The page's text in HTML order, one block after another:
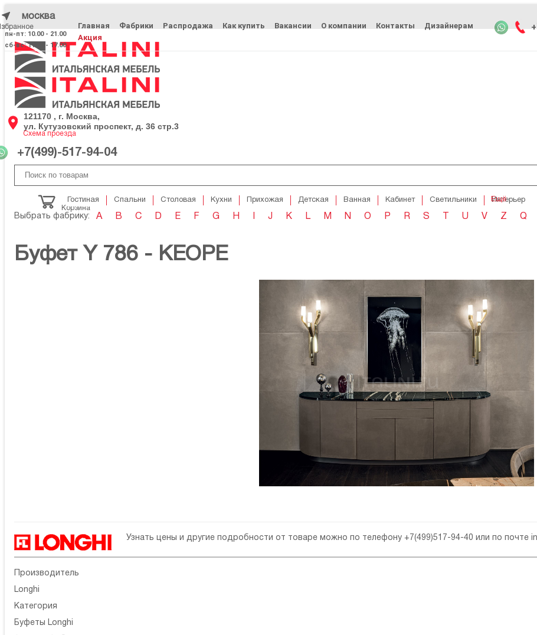
москва
пн-пт: 10.00 - 21.00
сб-вс: 11.00 - 17.00
Главная Фабрики Распродажа Как купить Вакансии О компании Контакты
Дизайнерам
Акция
121170 , г. Москва,
ул. Кутузовский проспект, д. 36 стр.3
Схема проезда
+7(499)-517-94-04
Корзина
Ещё
Гостиная Спальни Столовая Кухни Прихожая Детская Ванная Кабинет Светильники Интерьер
Выбрать фабрику: A B C D E F G H J K L M N O P R S U V Z Q
Буфет Y 786 - KEOPE
Узнать цены и другие подробности от товаре можно по телефону +7(499)517-94-40 или по почте
Производитель
Longhi
Категория
Буфеты Longhi